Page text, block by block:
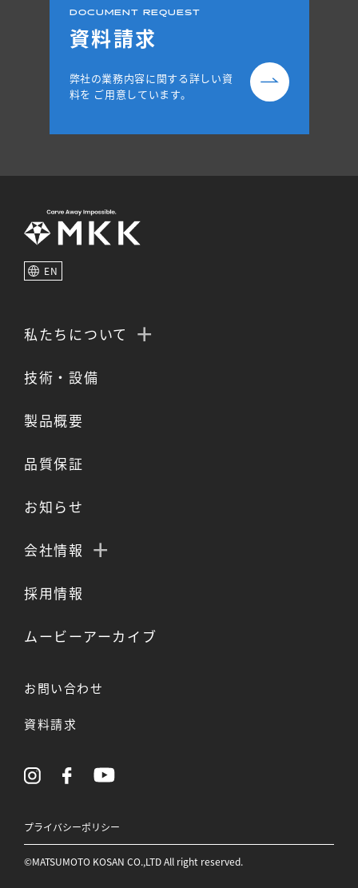
DOCUMENT REQUEST
資料請求
弊社の業務内容に関する詳しい資
料を ご用意しています。
EN
私たちについて
技術・設備
製品概要
品質保証
お知らせ
会社情報
採用情報
ムービーアーカイブ
お問い合わせ
資料請求
プライバシーポリシー
©MATSUMOTO KOSAN CO.,LTD All right reserved.